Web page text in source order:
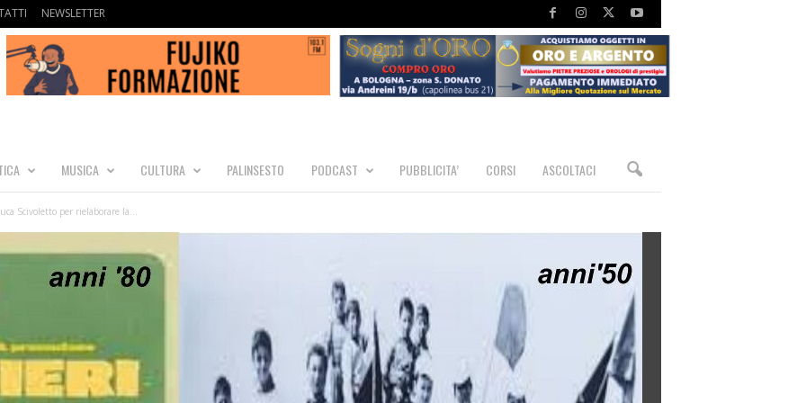
NEWSLETTER
MUSICA CULTURA PALINSESTO PODCAST PUBBLICITA’ CORSI ASCOLTACI
Scivoletto per rielaborare la...